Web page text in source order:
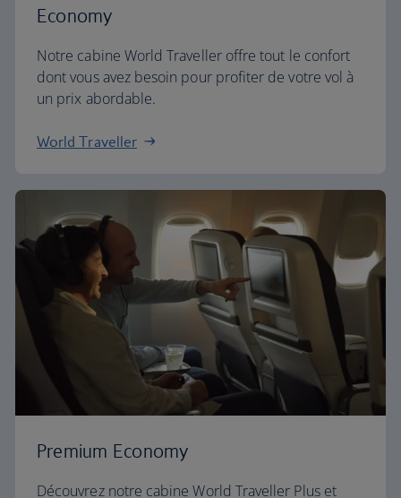
Economy
Notre cabine World Traveller offre tout le confort
dont vous avez besoin pour profiter de votre vol à
un prix abordable.
World Traveller
Premium Economy
Découvrez notre cabine World Traveller Plus et